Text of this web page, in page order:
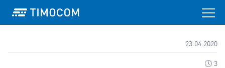
23.04.2020
3